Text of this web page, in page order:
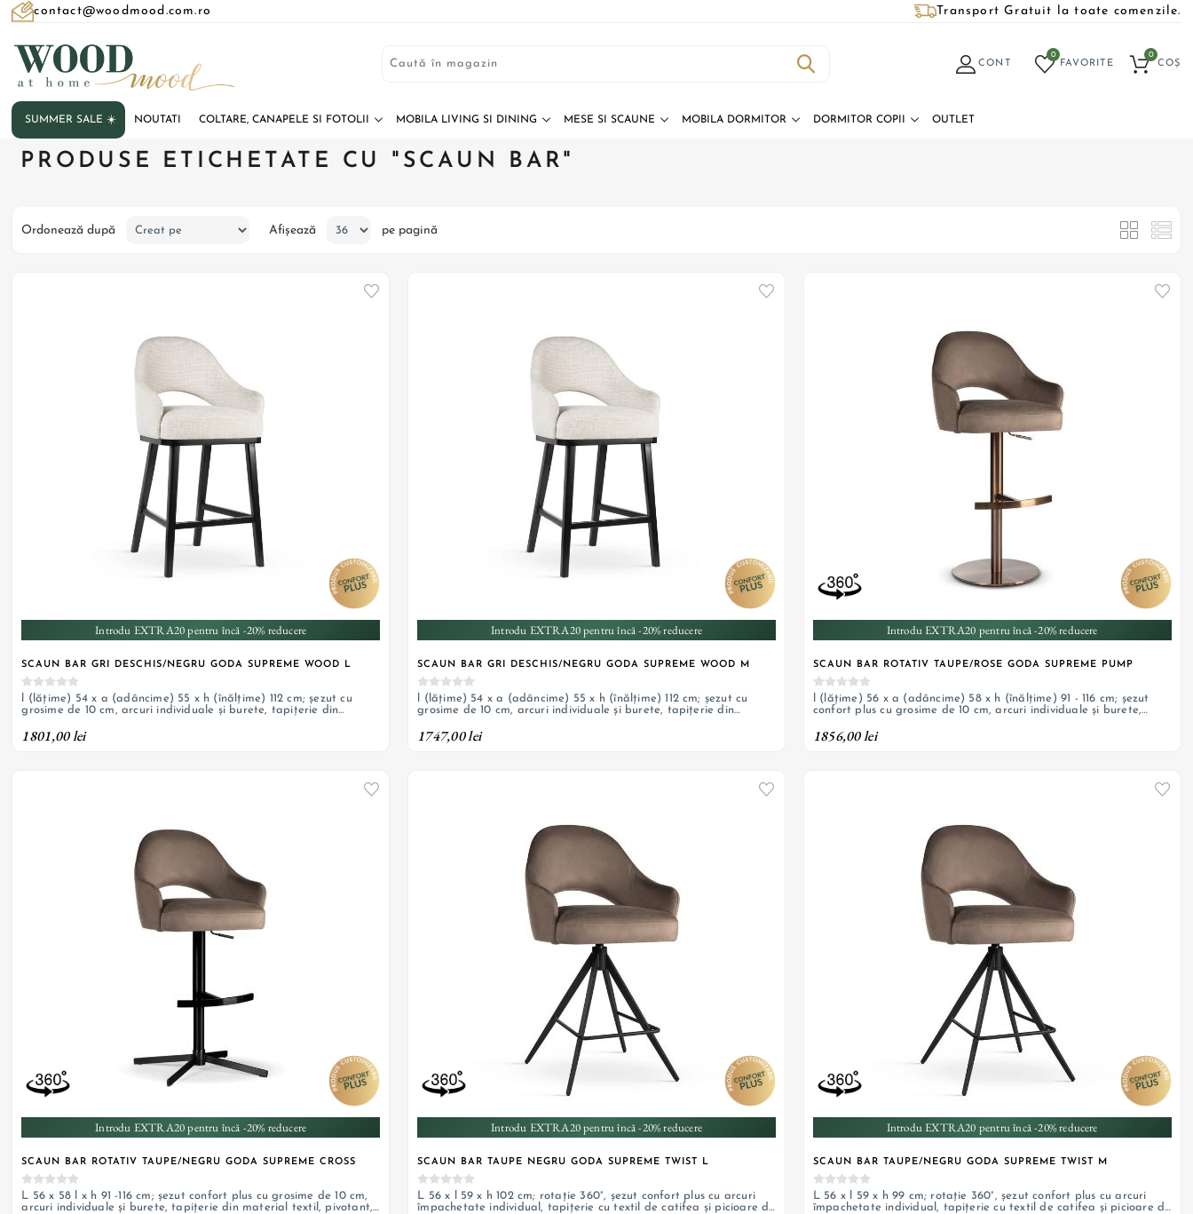
contact@woodmood.com.ro Transport Gratuit la toate comenzile.
CONT FAVORITE
0
COȘ
0
SUMMER SALE ☀️ NOUTATI COLTARE, CANAPELE SI FOTOLII MOBILA LIVING SI DINING MESE SI SCAUNE MOBILA DORMITOR DORMITOR COPII OUTLET
PRODUSE ETICHETATE CU "SCAUN BAR"
Ordonează după Afișează pe pagină
Introdu EXTRA20 pentru încă -20% reducere
SCAUN BAR GRI DESCHIS/NEGRU GODA SUPREME WOOD L
l (lățime) 54 x a (adâncime) 55 x h (înălțime) 112 cm; șezut cu
grosime de 10 cm, arcuri individuale și burete, tapițerie din
1801,00 lei
Introdu EXTRA20 pentru încă -20% reducere
SCAUN BAR GRI DESCHIS/NEGRU GODA SUPREME WOOD M
l (lățime) 54 x a (adâncime) 55 x h (înălțime) 112 cm; șezut cu
grosime de 10 cm, arcuri individuale și burete, tapițerie din
1747,00 lei
Introdu EXTRA20 pentru încă -20% reducere
SCAUN BAR ROTATIV TAUPE/ROSE GODA SUPREME PUMP
l (lățime) 56 x a (adâncime) 58 x h (înălțime) 91 - 116 cm; șezut
confort plus cu grosime de 10 cm, arcuri individuale și burete,
rose gold
1856,00 lei
Introdu EXTRA20 pentru încă -20% reducere
SCAUN BAR ROTATIV TAUPE/NEGRU GODA SUPREME CROSS
L 56 x 58 l x h 91 -116 cm; șezut confort plus cu grosime de 10 cm,
arcuri individuale și burete, tapițerie din material textil, pivotant,
Introdu EXTRA20 pentru încă -20% reducere
SCAUN BAR TAUPE NEGRU GODA SUPREME TWIST L
L 56 x l 59 x h 102 cm; rotație 360°, șezut confort plus cu arcuri
împachetate individual, tapițerie cu textil de catifea și picioare de
Introdu EXTRA20 pentru încă -20% reducere
SCAUN BAR TAUPE/NEGRU GODA SUPREME TWIST M
L 56 x l 59 x h 99 cm; rotație 360°, șezut confort plus cu arcuri
împachetate individual, tapițerie cu textil de catifea și picioare de